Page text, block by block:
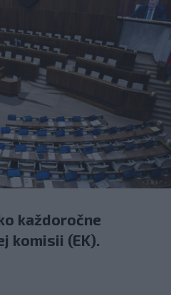
každoročne
komisii (EK).